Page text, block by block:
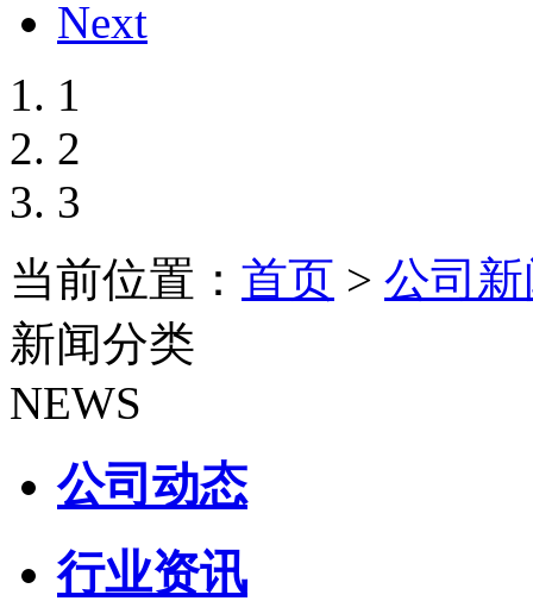
Next
1
2
3
当前位置： 首页 > 公司
新闻分类
NEWS
公司动态
行业资讯